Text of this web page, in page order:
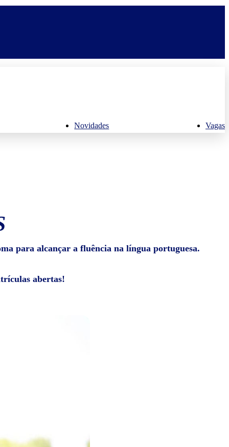
Novidades Vagas
para alcançar a fluência na língua portuguesa.
abertas!